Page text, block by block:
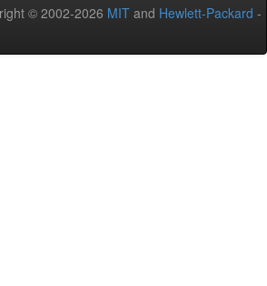
© 2002-2026 MIT and Hewlett-Packard -